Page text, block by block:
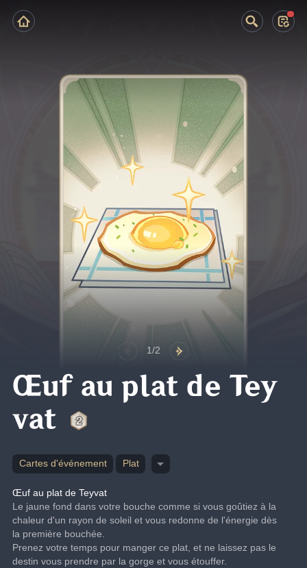
1/2
Œuf au plat de Tey
vat
Cartes d'événement Plat
Œuf au plat de Teyvat
Le jaune fond dans votre bouche comme si vous goûtiez à la
chaleur d'un rayon de soleil et vous redonne de l'énergie dès
la première bouchée.
Prenez votre temps pour manger ce plat, et ne laissez pas le
destin vous prendre par la gorge et vous étouffer.